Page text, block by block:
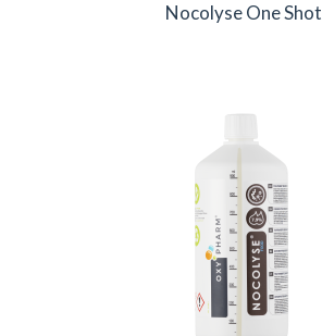
Nocolyse One Shot